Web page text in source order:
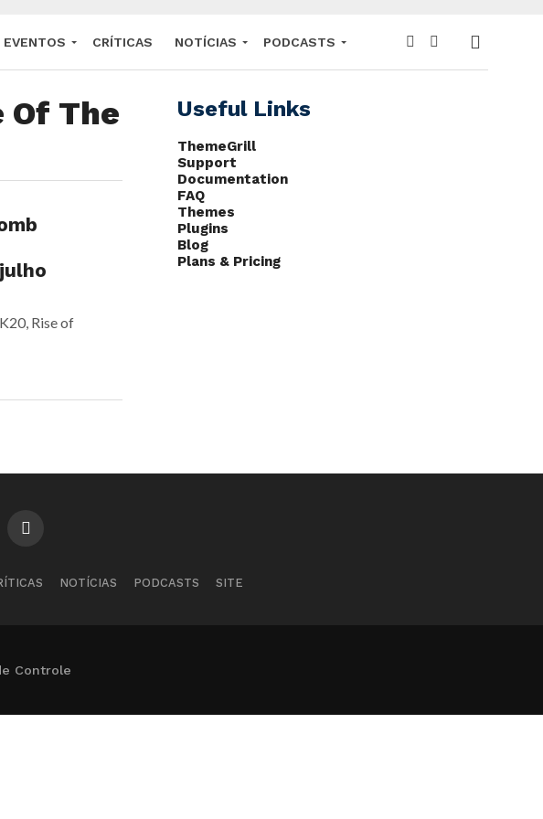
EVENTOS CRÍTICAS NOTÍCIAS PODCASTS
Of The
Rise of
Useful Links
ThemeGrill
Support
Documentation
FAQ
Themes
Plugins
Blog
Plans & Pricing
NOTÍCIAS PODCASTS SITE
Controle